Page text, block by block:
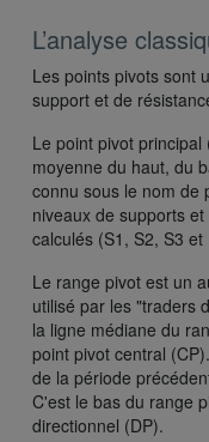
L’analyse
Les points pivots sont
support et de
Le point pivot principal
moyenne du haut, du
connu sous le nom de
niveaux de supports
calculés (S1, S2, S3 et
Le range pivot est un
utilisé par les "traders
la ligne médiane du
point pivot central
de la période
C'est le bas du range
directionnel (DP).